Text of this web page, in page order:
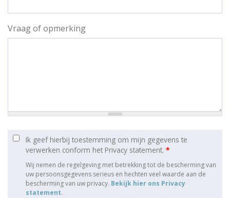
Vraag of opmerking
Ik geef hierbij toestemming om mijn gegevens te
verwerken conform het Privacy statement. *
Wij nemen de regelgeving met betrekking tot de bescherming van
uw persoonsgegevens serieus en hechten veel waarde aan de
bescherming van uw privacy. Bekijk hier ons Privacy
statement.